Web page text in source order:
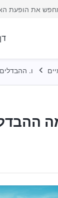
את הופעת
ו.
ההבדל